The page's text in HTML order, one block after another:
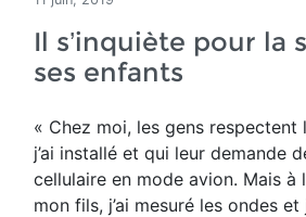
Il s’inquiète pour la
ses enfants
« Chez moi, les gens respectent
j’ai installé et qui leur demande
cellulaire en mode avion. Mais à
mon fils, j’ai mesuré les ondes et